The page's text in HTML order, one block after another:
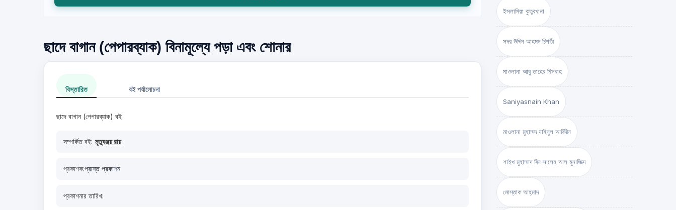
ছাদে বাগান (পেপারব্যাক) বিনামূল্যে পড়া এবং শোনার
বিস্তারিত বই পর্যালোচনা
ছাদে বাগান (পেপারব্যাক) বই
সম্পর্কিত বই: মৃত্যুঞ্জয় রায়
প্রকাশক:প্রান্ত প্রকাশন
প্রকাশনার তারিখ:
ইসলামিয়া কুতুবখানা
সদর উদ্দিন আহমদ চিশতী
মাওলানা আবু তাহের মিসবাহ
Saniyasnain Khan
মাওলানা মুহাম্মদ যাইনুল আবিদীন
শাইখ মুহাম্মাদ বিন সালেহ আল মুনাজ্জিদ
মোস্তাক আহ্‌মাদ